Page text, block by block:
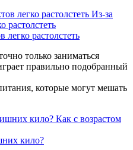
Из-за
растолстеть
легко растолстеть
только заниматься
правильно подобранный
которые могут мешать
Как с возрастом
кило?